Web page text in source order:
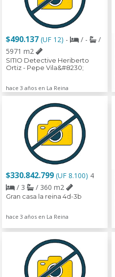
$490.137 (UF 12) - / -
/
5971 m2
SITIO Detective Heriberto
Ortiz - Pepe Vila&#8230;
hace 3 años en La Reina
$330.842.799 (UF 8.100) 4
/ 3
/ 360 m2
Gran casa la reina 4d-3b
hace 3 años en La Reina